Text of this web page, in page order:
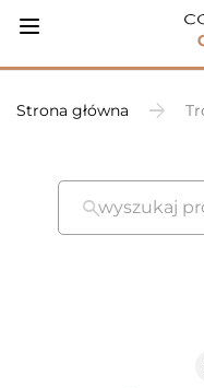
Strona główna
wyszukaj